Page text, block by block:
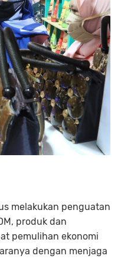
melakukan penguatan
produk dan
pemulihan ekonomi
dengan menjaga